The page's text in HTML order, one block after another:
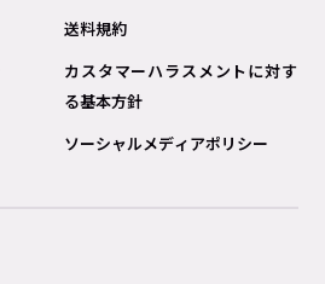
送料規約
カスタマーハラスメントに対す
る基本方針
ソーシャルメディアポリシー